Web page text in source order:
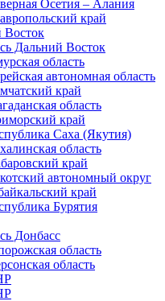
Осетия – Алания
край
Восток
Дальний Восток
область
автономная область
край
область
край
Саха (Якутия)
область
край
автономный округ
край
Бурятия
Донбасс
область
область